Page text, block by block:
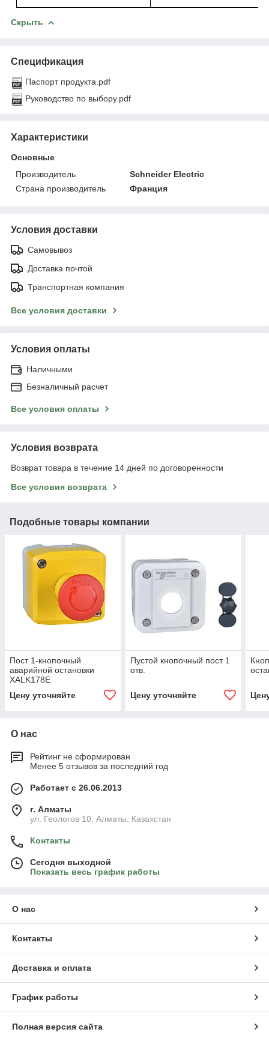
Скрыть
Спецификация
Паспорт продукта.pdf
Руководство по выбору.pdf
Характеристики
Основные
Производитель
Schneider Electric
Страна производитель
Франция
Условия доставки
Самовывоз
Доставка почтой
Транспортная компания
Все условия доставки
Условия оплаты
Наличными
Безналичный расчет
Все условия оплаты
Условия возврата
Возврат товара в течение 14 дней по договоренности
Все условия возврата
Подобные товары компании
Пост 1-кнопочный
аварийной остановки
XALK178E
Цену уточняйте
Пустой кнопочный пост 1
отв.
Цену уточняйте
О нас
Рейтинг не сформирован
Менее 5 отзывов за последний год
Работает с 26.06.2013
г. Алматы
ул. Геологов 10, Алматы, Казахстан
Контакты
Сегодня выходной
Показать весь график работы
О нас
Контакты
Доставка и оплата
График работы
Полная версия сайта